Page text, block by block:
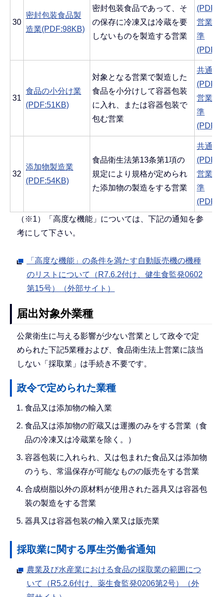
30
密封包装食品製
造業(PDF:98KB)
密封包装食品であって、そ
の保存に冷凍又は冷蔵を要
しないものを製造する営業
営業
準
31
食品の小分け業
(PDF:51KB)
対象となる営業で製造した
食品を小分けして容器包装
に入れ、または容器包装で
包む営業
共通
営業
準
32
添加物製造業
(PDF:54KB)
食品衛生法第13条第1項の
規定により規格が定められ
た添加物の製造をする営業
共通
営業
準
（※1）「高度な機能」については、下記の通知を参
考にして下さい。
「高度な機能」の条件を満たす自動販売機の機種
のリストについて（R7.6.2付け、健生食監発0602
第15号）（外部サイト）
届出対象外業種
公衆衛生に与える影響が少ない営業として政令で定
められた下記5業種および、食品衛生法上営業に該当
しない「採取業」は手続き不要です。
政令で定められた業種
食品又は添加物の輸入業
食品又は添加物の貯蔵又は運搬のみをする営業（食
品の冷凍又は冷蔵業を除く。）
容器包装に入れられ、又は包まれた食品又は添加物
のうち、常温保存が可能なものの販売をする営業
合成樹脂以外の原材料が使用された器具又は容器包
装の製造をする営業
器具又は容器包装の輸入業又は販売業
採取業に関する厚生労働省通知
農業及び水産業における食品の採取業の範囲につ
いて（R5.2.6付け、薬生食監発0206第2号）（外